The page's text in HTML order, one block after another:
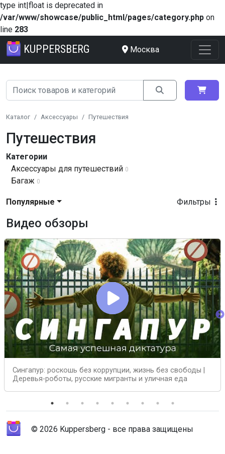
type int|float is deprecated in
/var/www/showcase/public_html/pages/category.php on
line 283
KUPPERSBERG Москва
Каталог Аксессуары Путешествия
Путешествия
Категории
Аксессуары для путешествий 0
Багаж 0
Фильтры
Популярные
Видео обзоры
Сингапур: роскошь без коррупции, жизнь без свободы |
Деревья-роботы, русские мигранты и уличная еда
© 2026 Kuppersberg - все права защищены